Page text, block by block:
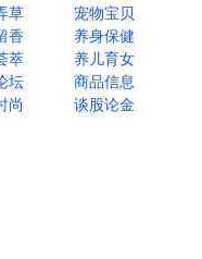
草
宠物宝贝
香
养身保健
萃
养儿育女
坛
商品信息
尚
谈股论金